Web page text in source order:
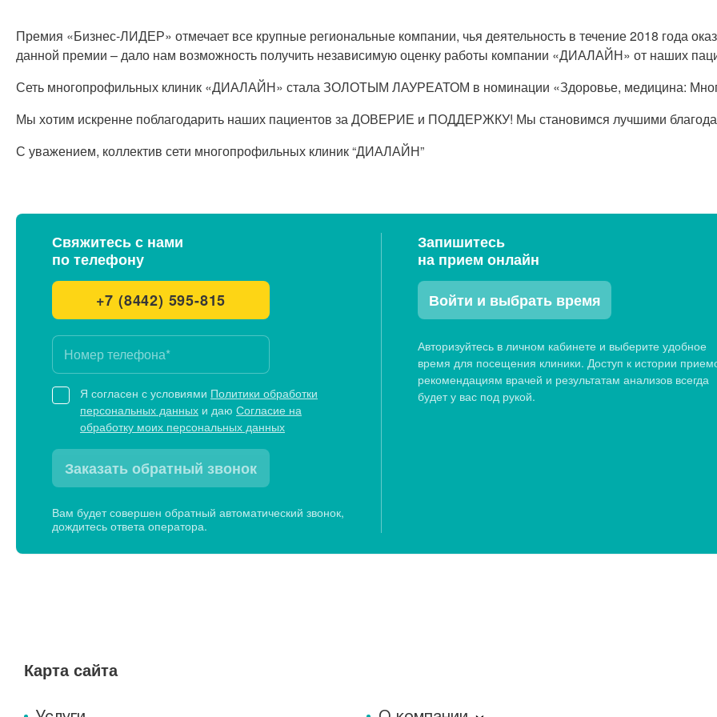
Премия «Бизнес-ЛИДЕР» отмечает все крупные региональные компании, чья деятельность в течение 2018 года
данной премии – дало нам возможность получить независимую оценку работы компании «ДИАЛАЙН» от наших
Сеть многопрофильных клиник «ДИАЛАЙН» стала ЗОЛОТЫМ ЛАУРЕАТОМ в номинации «Здоровье, медицина:
Мы хотим искренне поблагодарить наших пациентов за ДОВЕРИЕ и ПОДДЕРЖКУ! Мы становимся лучшими
С уважением, коллектив сети многопрофильных клиник “ДИАЛАЙН”
Свяжитесь с нами
по телефону
+7 (8442) 595-815
Я согласен с условиями Политики обработки
персональных данных и даю Согласие на
обработку моих персональных данных
Заказать обратный звонок
Вам будет совершен обратный автоматический звонок,
дождитесь ответа оператора.
Запишитесь
на прием онлайн
Войти и выбрать время
Авторизуйтесь в личном кабинете и выберите удобное
время для посещения клиники. Доступ к истории
рекомендациям врачей и результатам анализов всегда
будет у вас под рукой.
Карта сайта